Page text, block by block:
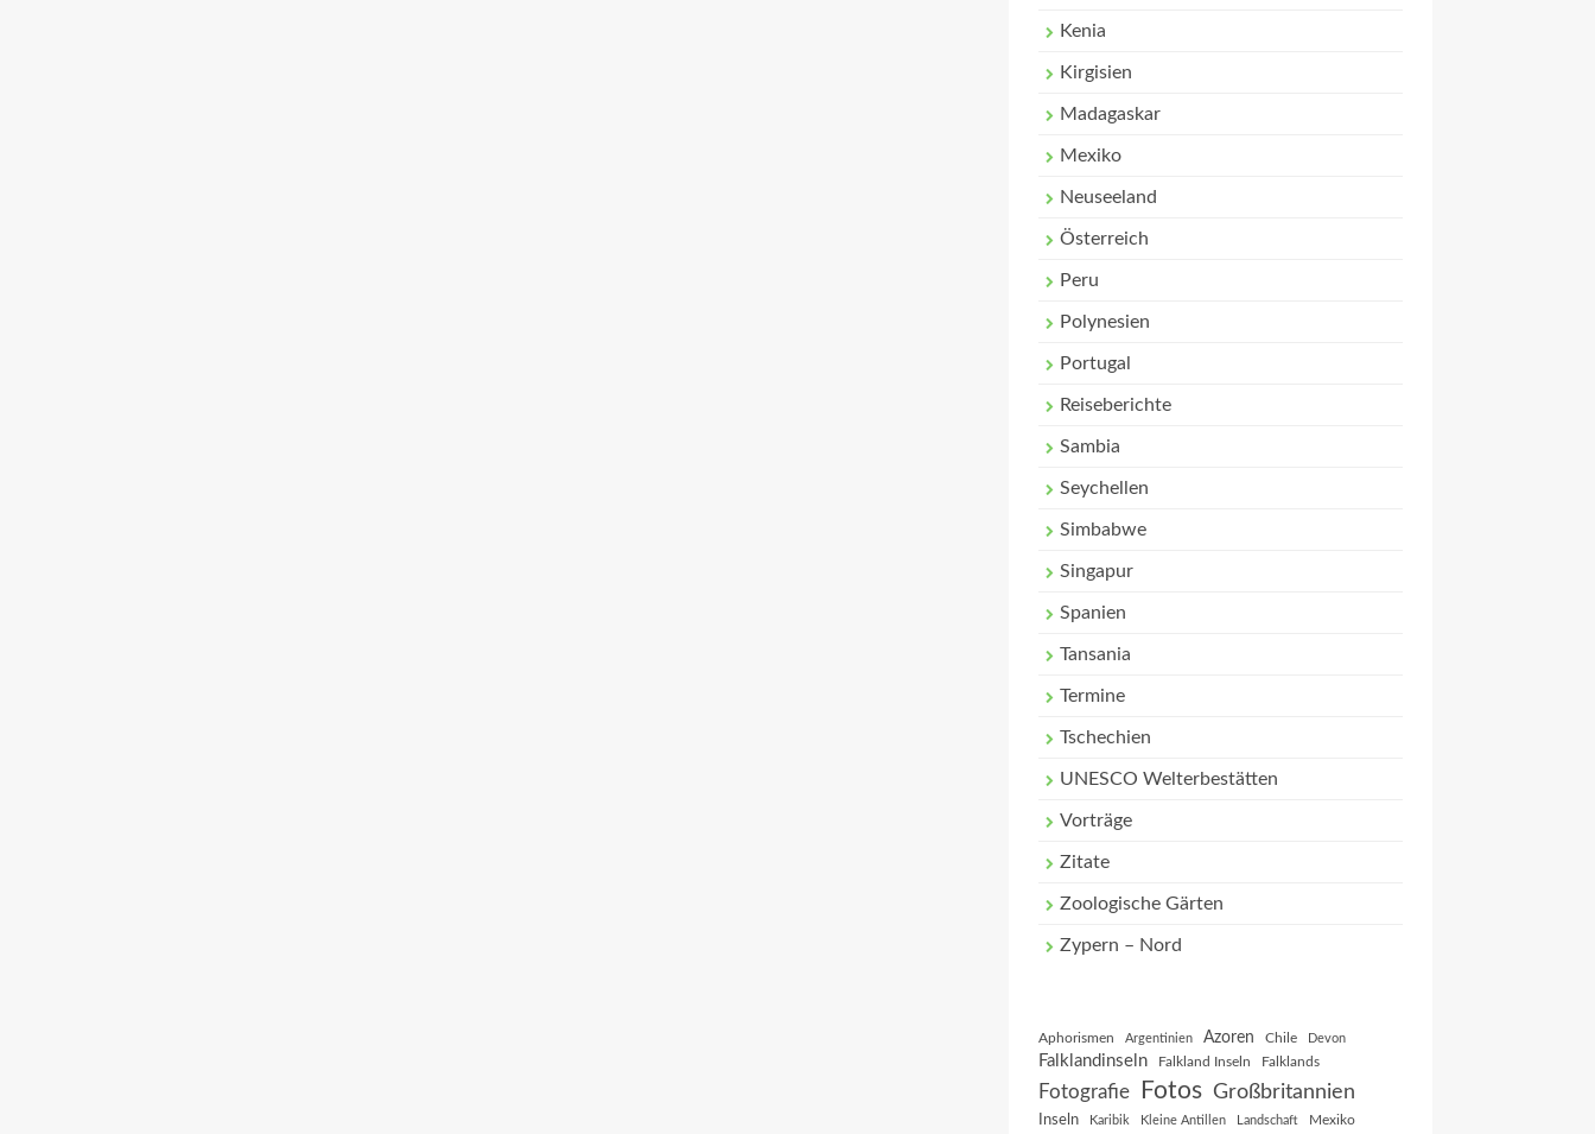
Kenia
Kirgisien
Madagaskar
Mexiko
Neuseeland
Österreich
Peru
Polynesien
Portugal
Reiseberichte
Sambia
Seychellen
Simbabwe
Singapur
Spanien
Tansania
Termine
Tschechien
UNESCO Welterbestätten
Vorträge
Zitate
Zoologische Gärten
Zypern – Nord
Aphorismen Argentinien Azoren Chile Devon
Falklandinseln Falkland Inseln Falklands
Fotografie Fotos Großbritannien
Inseln Karibik Kleine Antillen Landschaft Mexiko